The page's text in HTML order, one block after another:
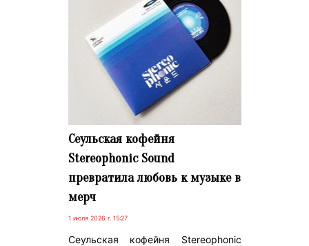
Сеульская кофейня
Stereophonic Sound
превратила любовь к музыке в
мерч
1 июля 2026 г. 15:27
Сеульская кофейня Stereophonic